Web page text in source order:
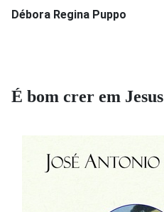
Débora Regina Puppo
É bom crer em Jesus